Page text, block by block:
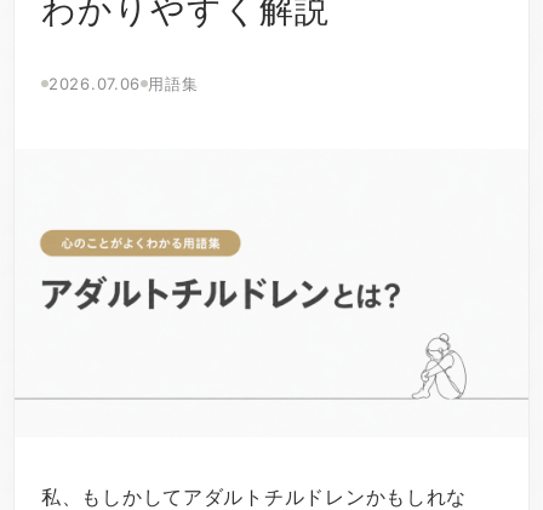
わかりやすく解説
2026.07.06 用語集
私、もしかしてアダルトチルドレンかもしれな